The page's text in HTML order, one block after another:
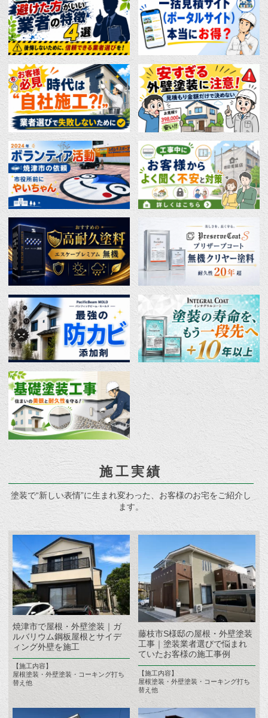
施工実績
塗装で“新しい表情”に生まれ変わった、お客様のお宅をご紹介し
ます。
焼津市で屋根・外壁塗装｜ガ
ルバリウム鋼板屋根とサイデ
ィング外壁を施工
【施工内容】
屋根塗装・外壁塗装・コーキング打ち
替え他
藤枝市S様邸の屋根・外壁塗装
工事｜塗装業者選びで悩まれ
ていたお客様の施工事例
【施工内容】
屋根塗装・外壁塗装・コーキング打ち
替え他